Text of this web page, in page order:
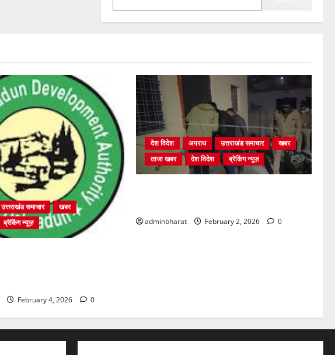
उत्तराखंड समाचार
खबर
ब्रेकिंग न्यूज़
February 4, 2026 0
देश विदेश अपराध उत्तराखंड समाचार
खबर
ताजा खबर
देश विदेश ब्रेकिंग न्यूज़
adminbharat February 2, 2026 0